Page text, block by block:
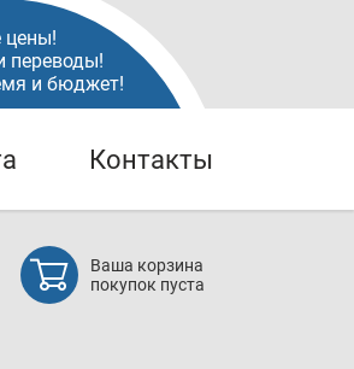
цены!
переводы!
и бюджет!
Контакты
Ваша корзина
покупок пуста